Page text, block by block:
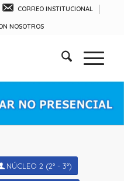
CORREO INSTITUCIONAL
NOSOTROS
NÚCLEO 2 (2° - 3°)